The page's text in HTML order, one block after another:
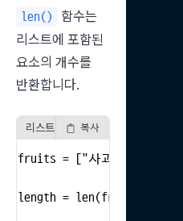
len()
함수는
리스트에 포함된
요소의 개수를
반환합니다.
리스트 길이 구하기 예시
복사
fruits = ["사과", "바나나"]
length = len(fruits) # 변